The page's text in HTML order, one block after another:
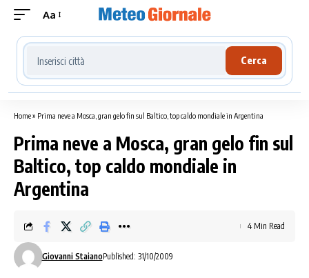
Aa
Cerca località meteo
Cerca
Home» Prima neve a Mosca, gran gelo fin sul Baltico, top caldo mondiale in Argentina
Prima neve a Mosca, gran gelo fin sul
Baltico, top caldo mondiale in
Argentina
Giovanni StaianoPublished: 31/10/2009
4 Min Read